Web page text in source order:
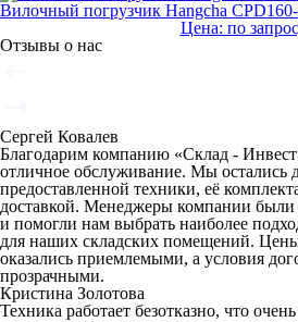
Вилочный погрузчик Hangcha
Цена: по
Отзывы о нас
Сергей Ковалев
Благодарим компанию «Склад -
отличное обслуживание. Мы остались
предоставленной техники, её
доставкой. Менеджеры компании
и помогли нам выбрать наиболее
для наших складских помещений.
оказались приемлемыми, а условия
прозрачными.
Кристина Золотова
Техника работает безотказно, что